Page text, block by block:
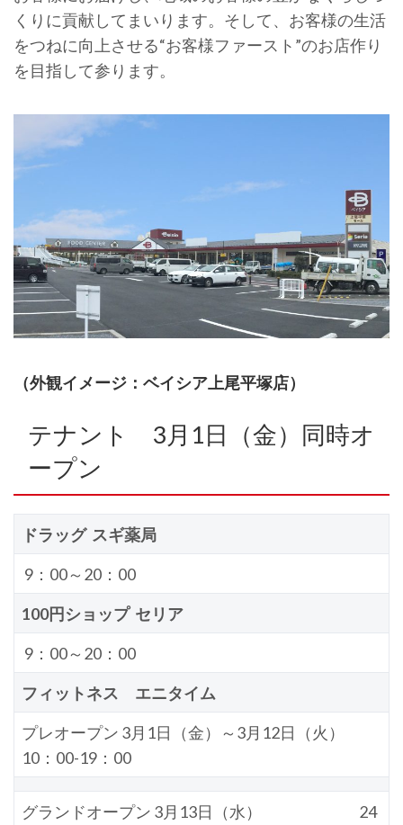
くりに貢献してまいります。そして、お客様の生活
をつねに向上させる“お客様ファースト”のお店作り
を目指して参ります。
（外観イメージ：ベイシア上尾平塚店）
テナント 3月1日（金）同時オ
ープン
ドラッグ スギ薬局
9：00～20：00
100円ショップ セリア
9：00～20：00
フィットネス エニタイム
プレオープン 3月1日（金）～3月12日（火）
10：00-19：00
グランドオープン 3月13日（水） 24